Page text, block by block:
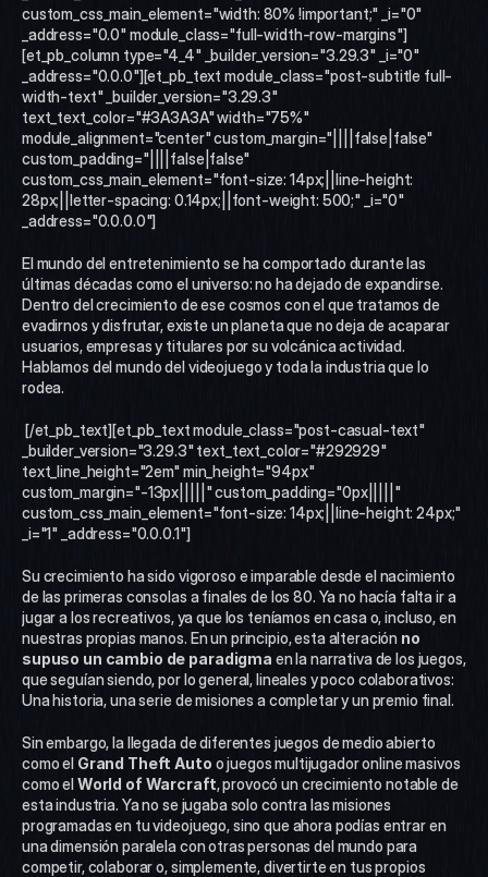
custom_css_main_element="width: 80% !important;" _i="0"
_address="0.0" module_class="full-width-row-margins"]
[et_pb_column type="4_4" _builder_version="3.29.3" _i="0"
_address="0.0.0"][et_pb_text module_class="post-subtitle full-
width-text" _builder_version="3.29.3"
text_text_color="#3A3A3A" width="75%"
module_alignment="center" custom_margin="||||false|false"
custom_padding="||||false|false"
custom_css_main_element="font-size: 14px;||line-height:
28px;||letter-spacing: 0.14px;||font-weight: 500;" _i="0"
_address="0.0.0.0"]
El mundo del entretenimiento se ha comportado durante las
últimas décadas como el universo: no ha dejado de expandirse.
Dentro del crecimiento de ese cosmos con el que tratamos de
evadirnos y disfrutar, existe un planeta que no deja de acaparar
usuarios, empresas y titulares por su volcánica actividad.
Hablamos del mundo del videojuego y toda la industria que lo
rodea.
_builder_version="3.29.3" text_text_color="#292929"
text_line_height="2em" min_height="94px"
custom_margin="-13px|||||" custom_padding="0px|||||"
custom_css_main_element="font-size: 14px;||line-height: 24px;"
_i="1" _address="0.0.0.1"]
Su crecimiento ha sido vigoroso e imparable desde el nacimiento
de las primeras consolas a finales de los 80. Ya no hacía falta ir a
jugar a los recreativos, ya que los teníamos en casa o, incluso, en
nuestras propias manos. En un principio, esta alteración no
supuso un cambio de paradigma en la narrativa de los juegos,
que seguían siendo, por lo general, lineales y poco colaborativos:
Una historia, una serie de misiones a completar y un premio final.
Sin embargo, la llegada de diferentes juegos de medio abierto
como el Grand Theft Auto o juegos multijugador online masivos
como el World of Warcraft, provocó un crecimiento notable de
esta industria. Ya no se jugaba solo contra las misiones
programadas en tu videojuego, sino que ahora podías entrar en
una dimensión paralela con otras personas del mundo para
competir, colaborar o, simplemente, divertirte en tus propios